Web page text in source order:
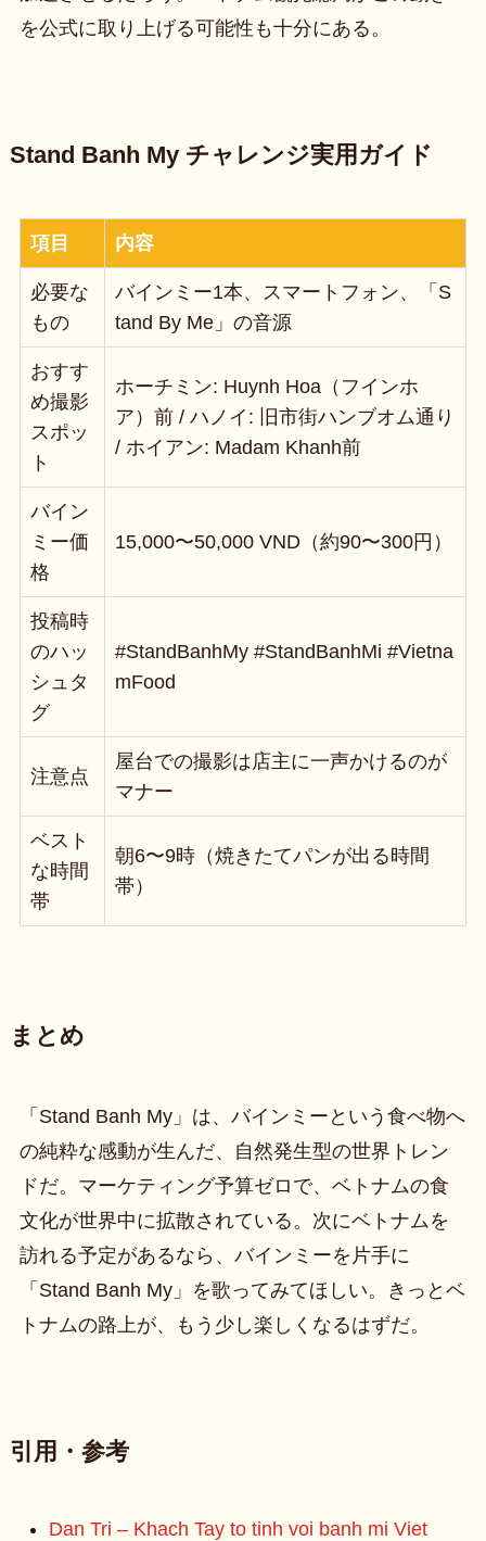
を公式に取り上げる可能性も十分にある。
Stand Banh My チャレンジ実用ガイド
項目 内容
必要な
もの
バインミー1本、スマートフォン、「S
tand By Me」の音源
おすす
め撮影
スポッ
ト
ホーチミン: Huynh Hoa（フインホ
ア）前 / ハノイ: 旧市街ハンブオム通り
/ ホイアン: Madam Khanh前
バイン
ミー価
格
15,000〜50,000 VND（約90〜300円）
投稿時
のハッ
シュタ
グ
#StandBanhMy #StandBanhMi #Vietna
mFood
注意点
屋台での撮影は店主に一声かけるのが
マナー
ベスト
な時間
帯
朝6〜9時（焼きたてパンが出る時間
帯）
まとめ
「Stand Banh My」は、バインミーという食べ物へ
の純粋な感動が生んだ、自然発生型の世界トレン
ドだ。マーケティング予算ゼロで、ベトナムの食
文化が世界中に拡散されている。次にベトナムを
訪れる予定があるなら、バインミーを片手に
「Stand Banh My」を歌ってみてほしい。きっとベ
トナムの路上が、もう少し楽しくなるはずだ。
引用・参考
Dan Tri – Khach Tay to tinh voi banh mi Viet